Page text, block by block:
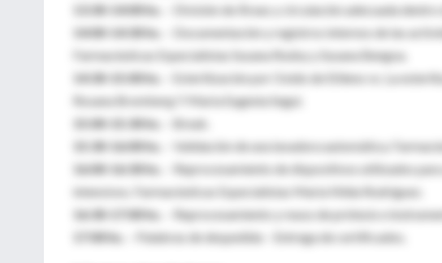
13:30-14:00 hs.
– División de Áreas y circulación adecuada
14:00-14:30 hs.
– Documentación y registros internos de las
Farmacéuticas Especialistas Susana Rodoy y Susana Bengoa.
14:30-15:00 hs
. – Esterilización por Oxido de Etileno vs. La
Rosana Bromberg Y Maria Eugenia Segui.
15:00-15:30 hs
. – Break.
15:30-16:00 hs.
– Validación de una lavadora automática.
16:00-16:30 hs.
– Reprocesamiento de dispositivos utilizados
intensivos. Farmacéuticas Especialistas Maria Nilda Rodríguez.
16:30-17:00 hs.
– Reprocesamiento y reuso de prótesis e
17:00 hs.
– Palabras de despedida – Entrega de certificados.